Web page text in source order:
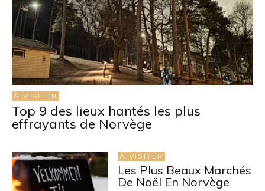
À VISITER
Top 9 des lieux hantés les plus
effrayants de Norvège
À VISITER
Les Plus Beaux Marchés
De Noël En Norvège